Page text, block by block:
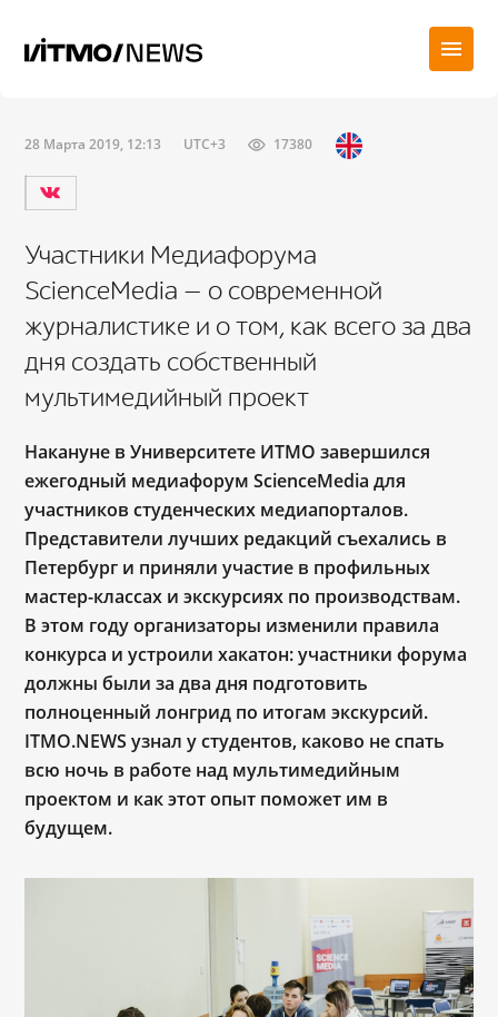
28 Марта 2019, 12:13 UTC+3 17380
Участники Медиафорума
ScienceMedia — о современной
журналистике и о том, как всего за два
дня создать собственный
мультимедийный проект
Накануне в Университете ИТМО завершился
ежегодный медиафорум ScienceMedia для
участников студенческих медиапорталов.
Представители лучших редакций съехались в
Петербург и приняли участие в профильных
мастер-классах и экскурсиях по производствам.
В этом году организаторы изменили правила
конкурса и устроили хакатон: участники форума
должны были за два дня подготовить
полноценный лонгрид по итогам экскурсий.
ITMO.NEWS узнал у студентов, каково не спать
всю ночь в работе над мультимедийным
проектом и как этот опыт поможет им в
будущем.